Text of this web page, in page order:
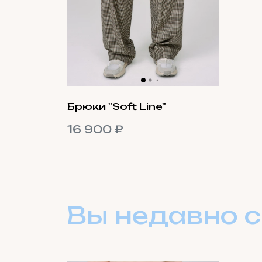
Брюки "Soft Line"
16 900 ₽
Вы недавно